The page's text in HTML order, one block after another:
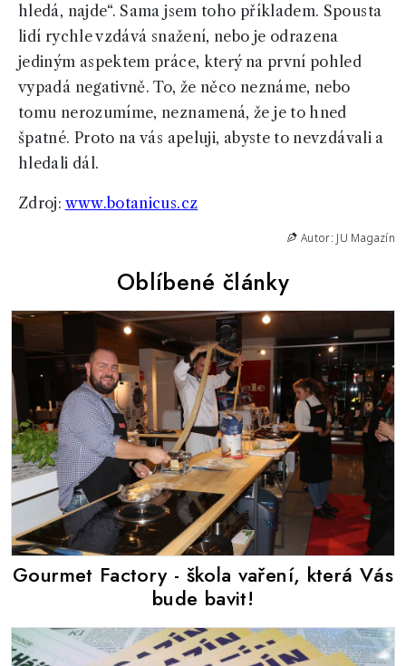
hledá, najde“. Sama jsem toho příkladem. Spousta
lidí rychle vzdává snažení, nebo je odrazena
jediným aspektem práce, který na první pohled
vypadá negativně. To, že něco neznáme, nebo
tomu nerozumíme, neznamená, že je to hned
špatné. Proto na vás apeluji, abyste to nevzdávali a
hledali dál.
Zdroj: www.botanicus.cz
Autor: JU Magazín
Oblíbené články
Gourmet Factory - škola vaření, která Vás
bude bavit!